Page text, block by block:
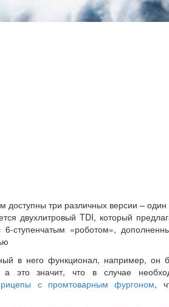
доступны три различных версии –
двухлитровый TDI, который
ступенчатым «роботом»,
в него функционал, например, он
это значит, что в случае
с промтоварным фургоном,